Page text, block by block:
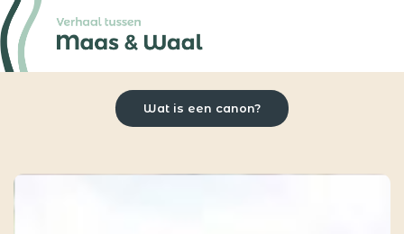
Wat is een canon?